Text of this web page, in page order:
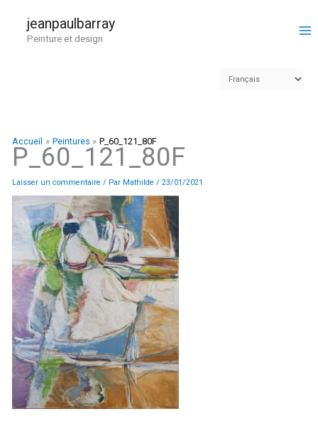
contenu
jeanpaulbarray
Peinture et design
Accueil Peintures P_60_121_80F
P_60_121_80F
Laisser un commentaire / Par Mathilde / 23/01/2021